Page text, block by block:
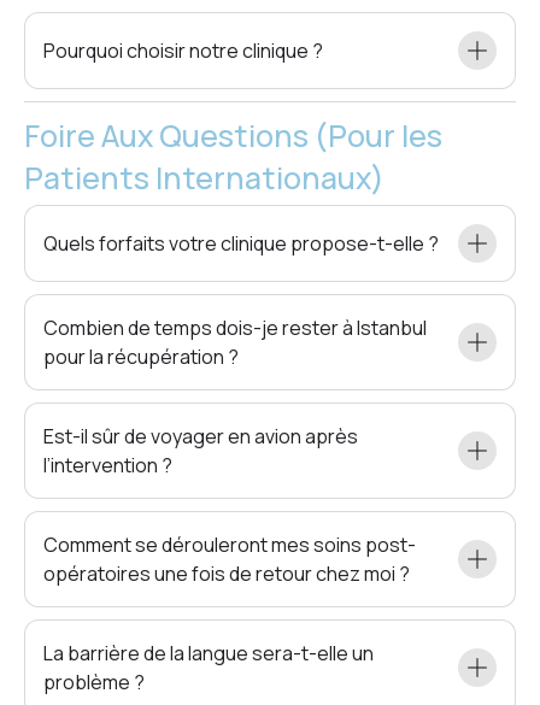
Pourquoi choisir notre clinique ?
Foire Aux Questions (Pour les
Patients Internationaux)
Quels forfaits votre clinique propose-t-elle ?
Combien de temps dois-je rester à Istanbul
pour la récupération ?
Est-il sûr de voyager en avion après
l’intervention ?
Comment se dérouleront mes soins post-
opératoires une fois de retour chez moi ?
La barrière de la langue sera-t-elle un
problème ?